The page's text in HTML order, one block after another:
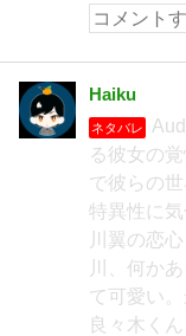
Haiku
ネタバレ
る彼女の
で彼らの
特異性に
川翼の恋
川、何か
て可愛い
良々木く